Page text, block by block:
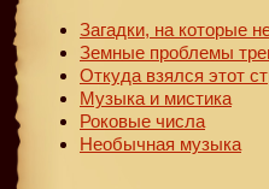
Загадки, на которые
Земные проблемы
Откуда взялся этот
Музыка и мистика
Роковые числа
Необычная музыка